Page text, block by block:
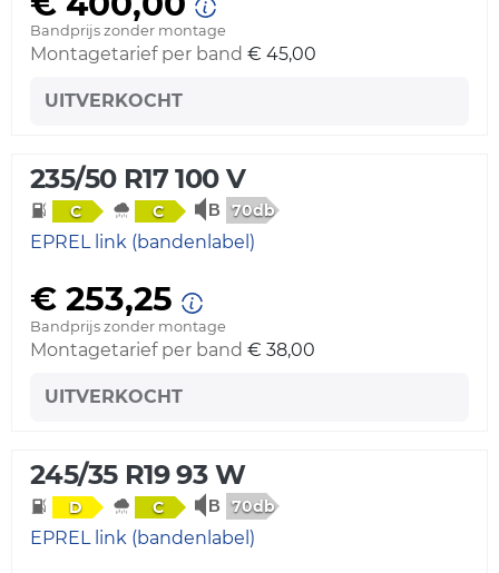
Bandprijs zonder montage
Montagetarief per band € 45,00
UITVERKOCHT
235/50 R17 100 V
C C 70db
EPREL link (bandenlabel)
€ 253,25
Bandprijs zonder montage
Montagetarief per band € 38,00
UITVERKOCHT
245/35 R19 93 W
D C 70db
EPREL link (bandenlabel)